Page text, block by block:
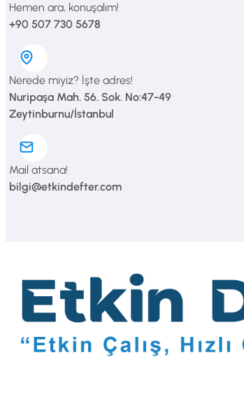
Hemen ara, konuşalım!
+90 507 730 5678
Nerede miyiz? İşte adres!
Nuripaşa Mah. 56. Sok. No:47-49
Zeytinburnu/İstanbul
Mail atsana!
bilgi@etkindefter.com